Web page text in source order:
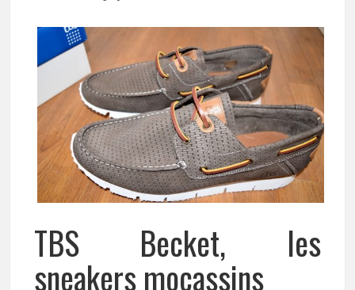
TBS Becket, les
sneakers mocassins